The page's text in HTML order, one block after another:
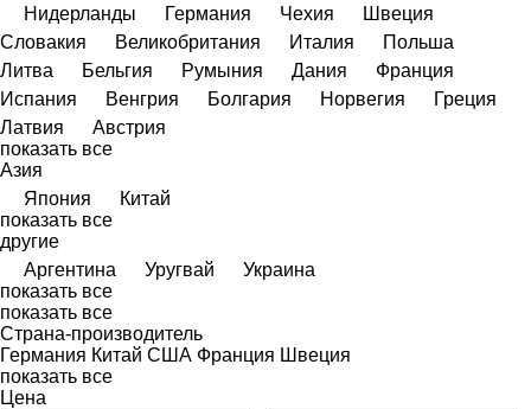
Нидерланды Германия Чехия
Швеция
Словакия
Великобритания Италия
Польша
Литва
Бельгия Румыния Дания
Франция
Испания
Венгрия Болгария Норвегия
Греция
Латвия
Австрия
показать все
Азия
Япония
Китай
показать все
другие
Аргентина
Уругвай
Украина
показать все
показать все
Страна-производитель
Германия Китай США Франция Швеция
показать все
Цена